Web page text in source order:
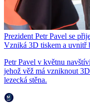
Prezident Petr Pavel se
Vzniká 3D tiskem a uvnitř
Petr Pavel v květnu
jehož věž má vzniknout
lezecká stěna.